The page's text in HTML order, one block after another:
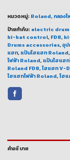
หมวดหมู่: Roland, กลอง
ป้ายกำกับ: electric
hi-hat control, FD8,
Drums accessories,อุป
แฮท, แป้นไฮแฮท Roland,
ไฟฟ้า Roland, แป้นไฮแฮ
Roland FD8,ไฮแฮท V-
ไฮแฮทไฟฟ้า Roland,ไฮ
คำอธิบาย